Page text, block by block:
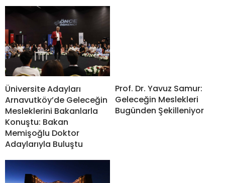
Üniversite Adayları
Arnavutköy’de Geleceğin
Mesleklerini Bakanlarla
Konuştu: Bakan
Memişoğlu Doktor
Adaylarıyla Buluştu
Prof. Dr. Yavuz Samur:
Geleceğin Meslekleri
Bugünden Şekilleniyor